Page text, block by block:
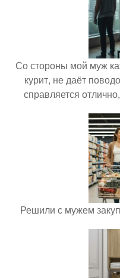
Со стороны мой муж
курит, не даёт
справляется
Решили с мужем